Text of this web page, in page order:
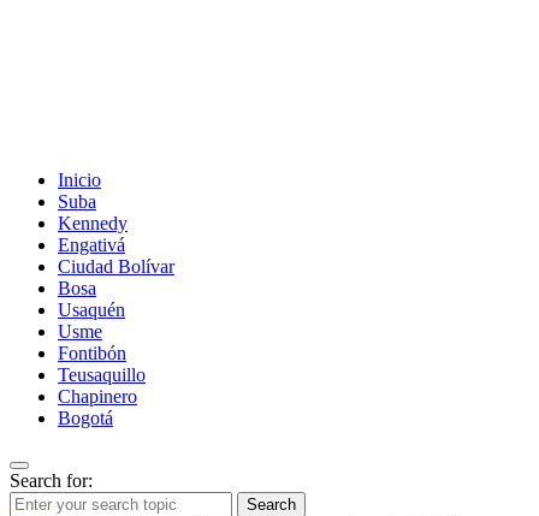
Inicio
Suba
Kennedy
Engativá
Ciudad Bolívar
Bosa
Usaquén
Usme
Fontibón
Teusaquillo
Chapinero
Bogotá
Search for:
Search